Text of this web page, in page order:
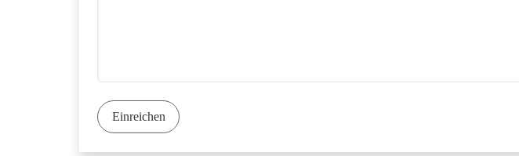
Einreichen